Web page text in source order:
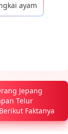
ayam
Jepang
Telur
Faktanya